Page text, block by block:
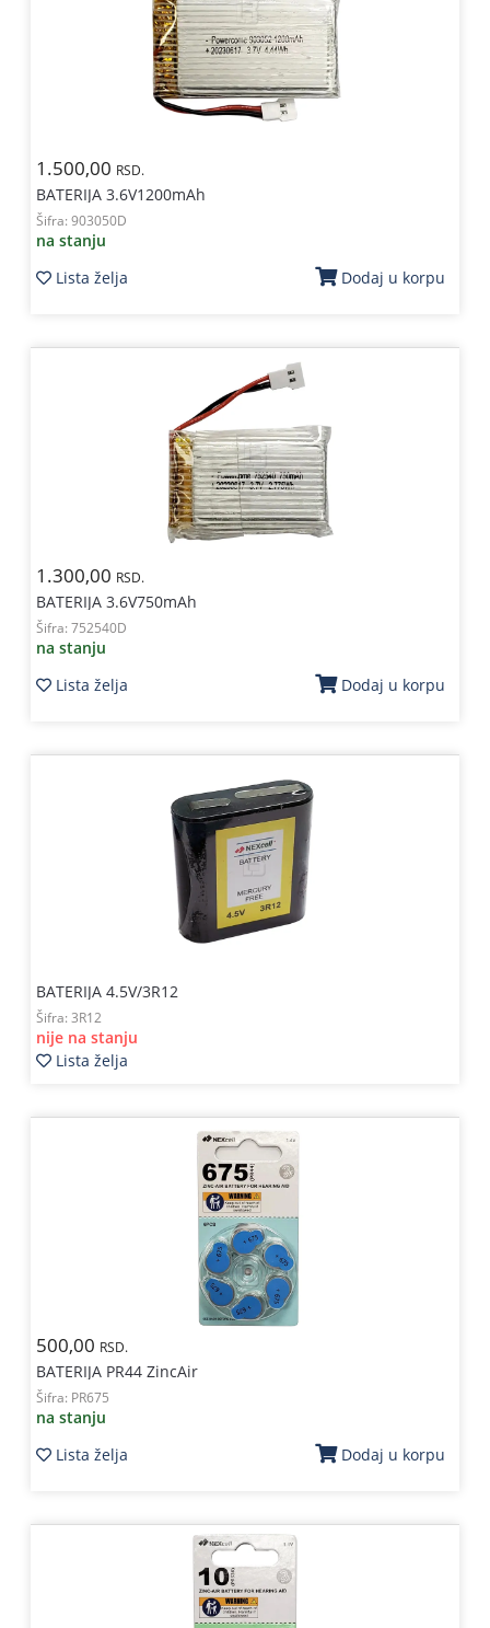
1.500,00 RSD.
BATERIJA 3.6V1200mAh
Šifra: 903050D
na stanju
Lista želja
Dodaj u korpu
1.300,00 RSD.
BATERIJA 3.6V750mAh
Šifra: 752540D
na stanju
Lista želja
Dodaj u korpu
BATERIJA 4.5V/3R12
Šifra: 3R12
nije na stanju
Lista želja
500,00 RSD.
BATERIJA PR44 ZincAir
Šifra: PR675
na stanju
Lista želja
Dodaj u korpu